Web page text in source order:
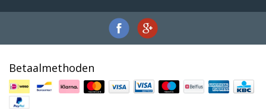
Betaalmethoden